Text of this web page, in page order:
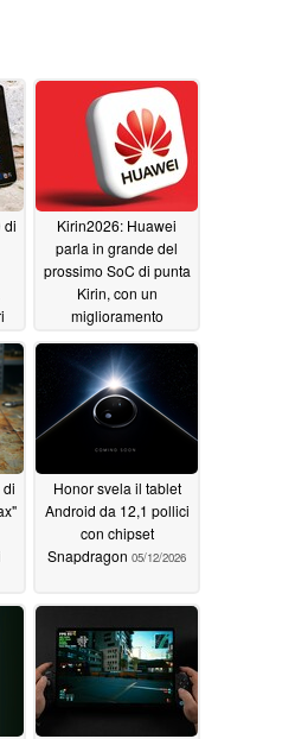
di
Kirin2026: Huawei
parla in grande del
prossimo SoC di punta
Kirin, con un
miglioramento
dell'efficienza
energetica del 41%
05/25/2026
Honor svela il tablet
Android da 12,1 pollici
con chipset
Snapdragon 05/12/2026